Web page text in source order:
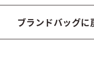
ブランドバッグに